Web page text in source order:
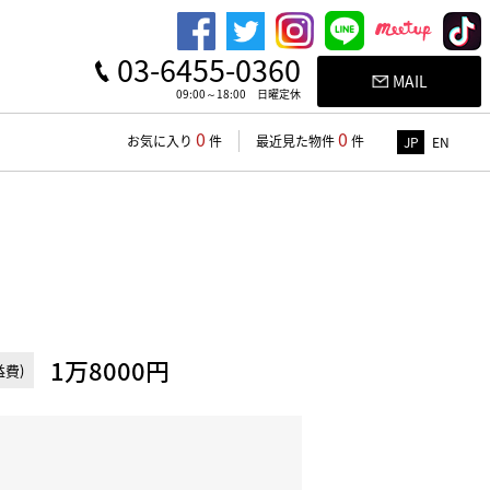
03-6455-0360
09:00～18:00 日曜定休
MAIL
お気に入り 0 件 最近見た物件0 件 JP EN
費) 1万8000円